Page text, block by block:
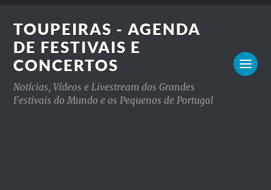
TOUPEIRAS - AGENDA
DE FESTIVAIS E
CONCERTOS
Notícias, Vídeos e Livestream dos Grandes
Festivais do Mundo e os Pequenos de Portugal